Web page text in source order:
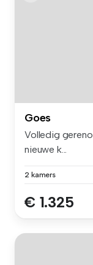
Goes
Volledig
nieuwe k...
2 kamers
€ 1.325